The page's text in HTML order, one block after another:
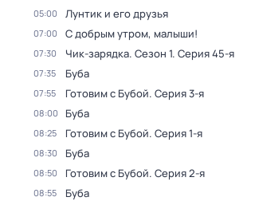
05:00 Лунтик и его друзья
07:00 С добрым утром, малыши!
07:30 Чик-зарядка. Сезон 1. Серия 45-я
07:35 Буба
07:55 Готовим с Бубой. Серия 3-я
08:00 Буба
08:25 Готовим с Бубой. Серия 1-я
08:30 Буба
08:50 Готовим с Бубой. Серия 2-я
08:55 Буба